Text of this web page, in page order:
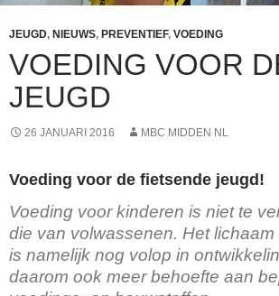
JEUGD, NIEUWS, PREVENTIEF, VOEDING
VOEDING VOOR
JEUGD
26 JANUARI 2016 MBC MIDDEN NL
Voeding voor de fietsende jeugd!
Voeding voor kinderen is niet te
die van volwassenen. Het
is namelijk nog volop in
daarom ook meer behoefte aan